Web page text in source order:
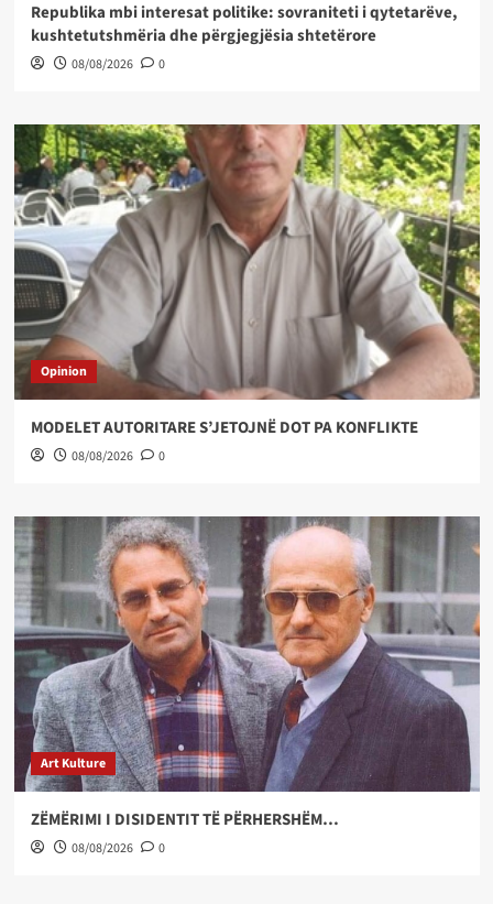
Republika mbi interesat politike: sovraniteti i qytetarëve,
kushtetutshmëria dhe përgjegjësia shtetërore
08/08/2026 0
Opinion
MODELET AUTORITARE S’JETOJNË DOT PA KONFLIKTE
08/08/2026 0
Art Kulture
ZËMËRIMI I DISIDENTIT TË PËRHERSHËM…
08/08/2026 0